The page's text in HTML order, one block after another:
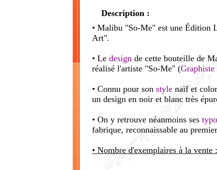
Description :
• Malibu "So-Me" est une Édition
Art".
• Le design de cette bouteille de
réalisé l'artiste "So-Me" (Graphiste
• Connu pour son style naïf et
un design en noir et blanc très
• On y retrouve néanmoins ses
fabrique, reconnaissable au
• Nombre d'exemplaires à la vente :